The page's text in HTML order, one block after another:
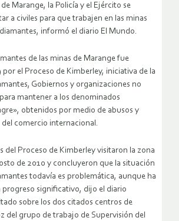
Marange, la Policía y el Ejército se
a civiles para que trabajen en las minas
informó el diario El Mundo.
de las minas de Marange fue
el Proceso de Kimberley, iniciativa de la
Gobiernos y organizaciones no
mantener a los denominados
obtenidos por medio de abusos y
comercio internacional.
del Proceso de Kimberley visitaron la zona
de 2010 y concluyeron que la situación
todavía es problemática, aunque ha
significativo, dijo el diario
sobre los dos citados centros de
del grupo de trabajo de Supervisión del